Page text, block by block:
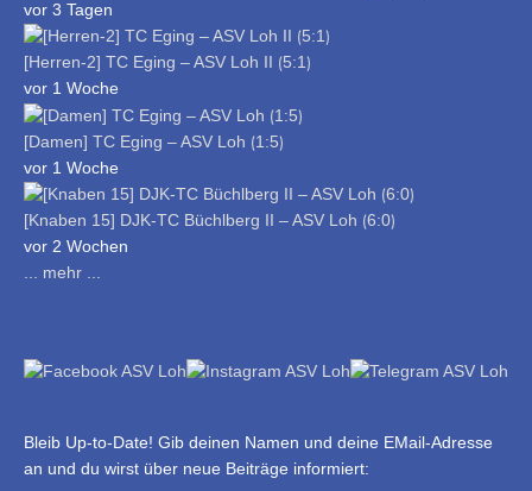
vor 3 Tagen
[Herren-2] TC Eging – ASV Loh II ⟮5:1⟯
vor 1 Woche
[Damen] TC Eging – ASV Loh ⟮1:5⟯
vor 1 Woche
[Knaben 15] DJK-TC Büchlberg II – ASV Loh ⟮6:0⟯
vor 2 Wochen
... mehr ...
Bleib Up-to-Date! Gib deinen Namen und deine EMail-Adresse
an und du wirst über neue Beiträge informiert: